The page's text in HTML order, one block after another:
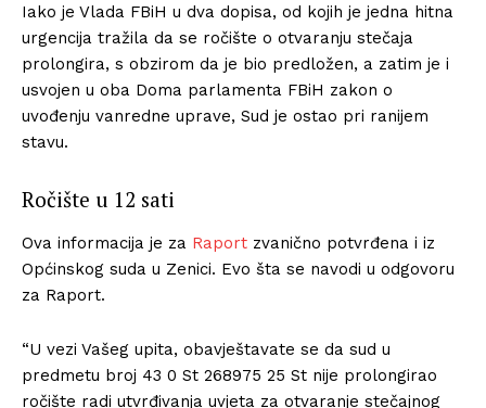
Iako je Vlada FBiH u dva dopisa, od kojih je jedna hitna
urgencija tražila da se ročište o otvaranju stečaja
prolongira, s obzirom da je bio predložen, a zatim je i
usvojen u oba Doma parlamenta FBiH zakon o
uvođenju vanredne uprave, Sud je ostao pri ranijem
stavu.
Ročište u 12 sati
Ova informacija je za Raport zvanično potvrđena i iz
Općinskog suda u Zenici. Evo šta se navodi u odgovoru
za Raport.
“U vezi Vašeg upita, obavještavate se da sud u
predmetu broj 43 0 St 268975 25 St nije prolongirao
ročište radi utvrđivanja uvjeta za otvaranje stečajnog